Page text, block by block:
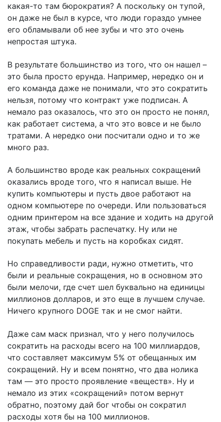
какая-то там бюрократия? А поскольку он тупой,
он даже не был в курсе, что люди гораздо умнее
его обламывали об нее зубы и что это очень
непростая штука.
В результате большинство из того, что он нашел –
это была просто ерунда. Например, нередко он и
его команда даже не понимали, что это сократить
нельзя, потому что контракт уже подписан. А
немало раз оказалось, что это он просто не понял,
как работает система, а что это вовсе и не было
тратами. А нередко они посчитали одно и то же
много раз.
А большинство вроде как реальных сокращений
оказались вроде того, что я написал выше. Не
купить компьютеры и пусть двое работают на
одном компьютере по очереди. Или пользоваться
одним принтером на все здание и ходить на другой
этаж, чтобы забрать распечатку. Ну или не
покупать мебель и пусть на коробках сидят.
Но справедливости ради, нужно отметить, что
были и реальные сокращения, но в основном это
были мелочи, где счет шел буквально на единицы
миллионов долларов, и это еще в лучшем случае.
Ничего крупного DOGE так и не смог найти.
Даже сам маск признал, что у него получилось
сократить на расходы всего на 100 миллиардов,
что составляет максимум 5% от обещанных им
сокращений. Ну и всем понятно, что два нолика
там — это просто проявление «веществ». Ну и
немало из этих «сокращений» потом вернут
обратно, поэтому дай бог чтобы он сократил
расходы хотя бы на 100 миллионов.